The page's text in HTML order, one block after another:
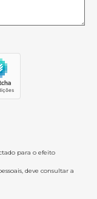
para o efeito
deve consultar a